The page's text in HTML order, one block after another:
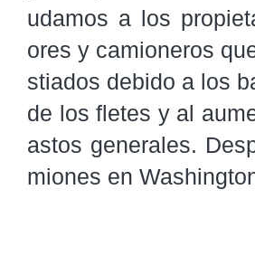
udamos a los
ores y camioneros
stiados debido a los
de los fletes y al
astos generales.
miones en